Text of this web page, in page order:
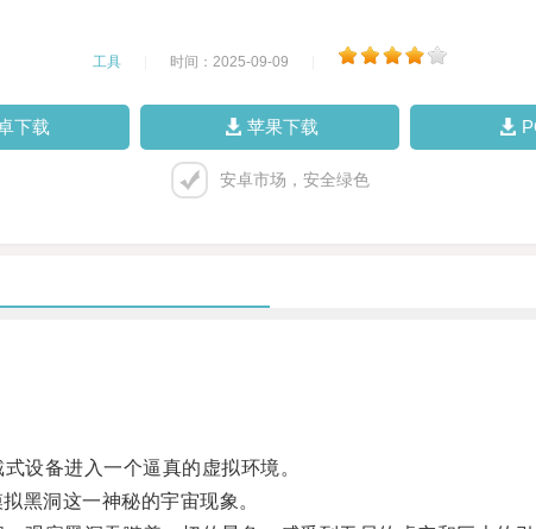
工具 时间：2025-09-09
下载 苹果下载
安卓市场，安全绿色
备进入一个逼真的虚拟环境。
洞这一神秘的宇宙现象。